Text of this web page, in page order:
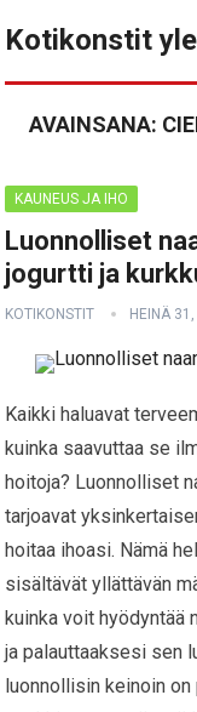
Kotikonstit
AVAINSANA:
KAUNEUS JA IHO
Luonnolliset
jogurtti ja
KOTIKONSTIT HEINÄ
Kaikki haluavat
kuinka saavuttaa se
hoitoja? Luonnolliset
tarjoavat
hoitaa ihoasi. Nämä
sisältävät yllättävän
kuinka voit hyödyntää
ja palauttaaksesi sen
luonnollisin keinoin